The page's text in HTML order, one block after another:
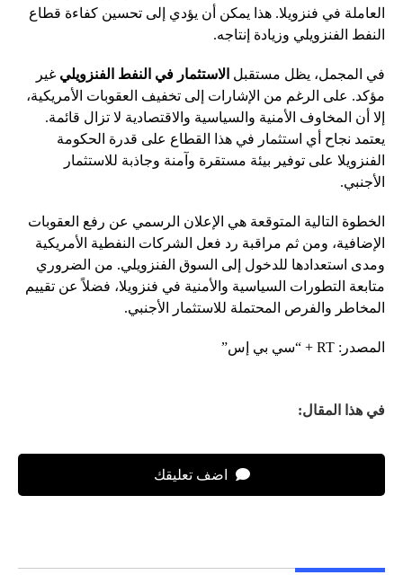
العاملة في فنزويلا. هذا يمكن أن يؤدي إلى تحسين كفاءة قطاع
النفط الفنزويلي وزيادة إنتاجه.
في المجمل، يظل مستقبل الاستثمار في النفط الفنزويلي غير
مؤكد. على الرغم من الإشارات إلى تخفيف العقوبات الأمريكية،
إلا أن المخاوف الأمنية والسياسية والاقتصادية لا تزال قائمة.
يعتمد نجاح أي استثمار في هذا القطاع على قدرة الحكومة
الفنزويلا على توفير بيئة مستقرة وآمنة وجاذبة للاستثمار
الأجنبي.
الخطوة التالية المتوقعة هي الإعلان الرسمي عن رفع العقوبات
الإضافية، ومن ثم مراقبة رد فعل الشركات النفطية الأمريكية
ومدى استعدادها للدخول إلى السوق الفنزويلي. من الضروري
متابعة التطورات السياسية والأمنية في فنزويلا، فضلاً عن تقييم
المخاطر والفرص المحتملة للاستثمار الأجنبي.
المصدر: RT + “سي بي إس”
في هذا المقال:
اضف تعليقك